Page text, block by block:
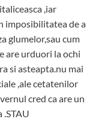
,iar
imposibilitatea de a
glumelor,sau cum
are urduori la ochi
si asteapta.nu mai
,ale cetatenilor
cred ca are un
.STAU